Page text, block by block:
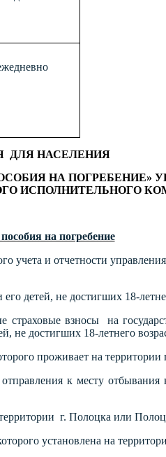
ДЛЯ НАСЕЛЕНИЯ
НА ПОГРЕБЕНИЕ»
ИСПОЛНИТЕЛЬНОГО
на погребение
учета и отчетности
детей, не достигших 18-
взносы на
достигших 18-летнего
проживает на
к месту
г. Полоцка или
установлена на